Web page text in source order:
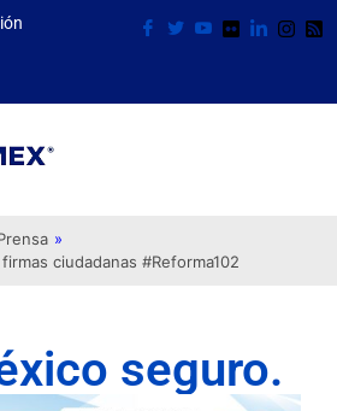
»
ciudadanas #Reforma102
seguro.